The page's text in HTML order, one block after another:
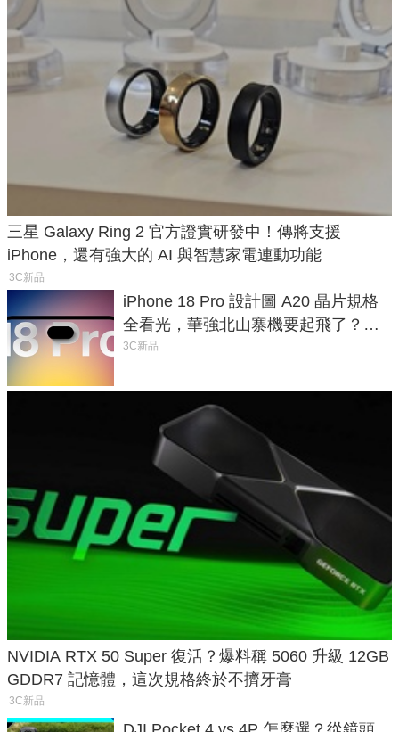
三星 Galaxy Ring 2 官方證實研發中！傳將支援
iPhone，還有強大的 AI 與智慧家電連動功能
3C新品
iPhone 18 Pro 設計圖 A20 晶片規格
全看光，華強北山寨機要起飛了？專
家曝山寨機無法復刻兩大關鍵
3C新品
NVIDIA RTX 50 Super 復活？爆料稱 5060 升級 12GB
GDDR7 記憶體，這次規格終於不擠牙膏
3C新品